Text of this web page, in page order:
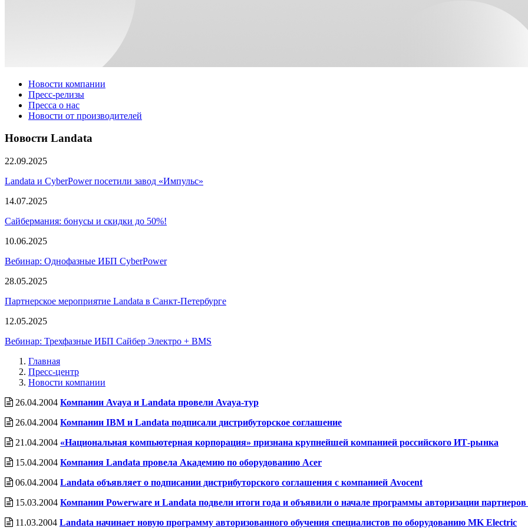
Новости компании
Пресс-релизы
Пресса о нас
Новости от производителей
Новости Landata
22.09.2025
Landata и CyberPower посетили завод «Импульс»
14.07.2025
Сайбермания: бонусы и скидки до 50%!
10.06.2025
Вебинар: Однофазные ИБП CyberPower
28.05.2025
Партнерское мероприятие Landata в Санкт-Петербурге
12.05.2025
Вебинар: Трехфазные ИБП Сайбер Электро + BMS
Главная
Пресс-центр
Новости компании
26.04.2004 Компании Avaya и Landata провели Avaya-тур
26.04.2004 Компании IBM и Landata подписали дистрибуторское соглашение
21.04.2004 «Национальная компьютерная корпорация» признана крупнейшей компанией российского ИТ-рынка
15.04.2004 Компания Landata провела Акадeмию по оборудованию Acer
06.04.2004 Landata объявляет о подписании дистрибуторского соглашения с компанией Avocent
15.03.2004 Компании Powerware и Landata подвели итоги года и объявили о начале программы авторизации партнеров
11.03.2004 Landata начинает новую программу авторизованного обучения специалистов по оборудованию MK Electric